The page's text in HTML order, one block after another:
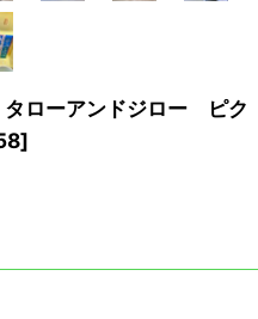
ローアンドジロー ピク
]